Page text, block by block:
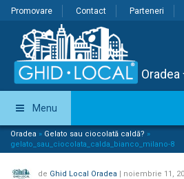
Promovare Contact Parteneri
Oradea
Menu
Oradea » Gelato sau ciocolată caldă? »
gelato_sau_ciocolata_calda_bianco_milano-8
de Ghid Local Oradea | noiembrie 11,